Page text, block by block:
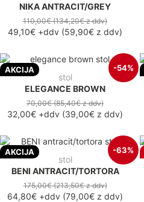
NIKA ANTRACIT/GREY
110,00€(134,20€z ddv)
49,10€ +ddv (59,90€ z ddv)
AKCIJA -54%
stol
ELEGANCE BROWN
70,00€(85,40€z ddv)
32,00€ +ddv (39,00€ z ddv)
AKCIJA -63%
stol
BENI ANTRACIT/TORTORA
175,00€(213,50€z ddv)
64,80€ +ddv (79,00€ z ddv)